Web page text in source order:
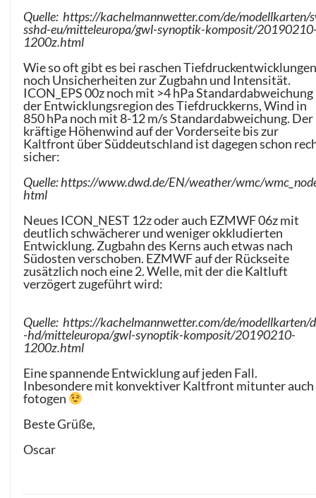
Quelle: https://kachelmannwetter.com/de/modellkarten/
sshd-eu/mitteleuropa/gwl-synoptik-komposit/
1200z.html
Wie so oft gibt es bei raschen
noch Unsicherheiten zur Zugbahn und Intensität.
ICON_EPS 00z noch mit >4 hPa
der Entwicklungsregion des Tiefdruckkerns, Wind in
850 hPa noch mit 8-12 m/s Standardabweichung. Der
kräftige Höhenwind auf der Vorderseite bis zur
Kaltfront über Süddeutschland ist dagegen schon
sicher:
Quelle: https://www.dwd.de/EN/weather/wmc/
html
Neues ICON_NEST 12z oder auch EZMWF 06z mit
deutlich schwächerer und weniger okkludierten
Entwicklung. Zugbahn des Kerns auch etwas nach
Südosten verschoben. EZMWF auf der Rückseite
zusätzlich noch eine 2. Welle, mit der die Kaltluft
verzögert zugeführt wird:
Quelle: https://kachelmannwetter.com/de/modellkarten/
-hd/mitteleuropa/gwl-synoptik-komposit/20190210-
1200z.html
Eine spannende Entwicklung auf jeden Fall.
Inbesondere mit konvektiver Kaltfront mitunter auch
fotogen
Beste Grüße,
Oscar